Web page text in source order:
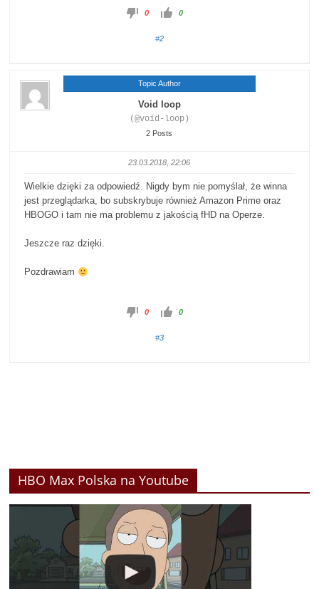
0 0
#2
Topic Author
Void loop
(@void-loop)
2 Posts
23.03.2018, 22:06
Wielkie dzięki za odpowiedź. Nigdy bym nie pomyślał, że winna
jest przeglądarka, bo subskrybuje również Amazon Prime oraz
HBOGO i tam nie ma problemu z jakością fHD na Operze.
Jeszcze raz dzięki.
Pozdrawiam
0 0
#3
HBO Max Polska na Youtube